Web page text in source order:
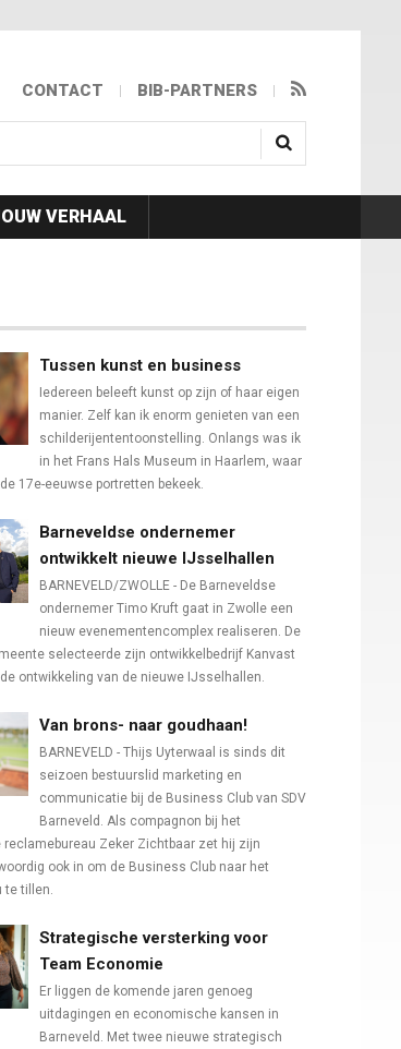
CONTACT BIB-PARTNERS
VERHAAL
Tussen kunst en business
Iedereen beleeft kunst op zijn of haar eigen
manier. Zelf kan ik enorm genieten van een
schilderijententoonstelling. Onlangs was ik
in het Frans Hals Museum in Haarlem, waar
17e-eeuwse portretten bekeek.
Barneveldse ondernemer
ontwikkelt nieuwe IJsselhallen
BARNEVELD/ZWOLLE - De Barneveldse
ondernemer Timo Kruft gaat in Zwolle een
nieuw evenementencomplex realiseren. De
selecteerde zijn ontwikkelbedrijf Kanvast
ontwikkeling van de nieuwe IJsselhallen.
Van brons- naar goudhaan!
BARNEVELD - Thijs Uyterwaal is sinds dit
seizoen bestuurslid marketing en
communicatie bij de Business Club van SDV
Barneveld. Als compagnon bij het
reclamebureau Zeker Zichtbaar zet hij zijn
ook in om de Business Club naar het
te tillen.
Strategische versterking voor
Team Economie
Er liggen de komende jaren genoeg
uitdagingen en economische kansen in
Barneveld. Met twee nieuwe strategisch